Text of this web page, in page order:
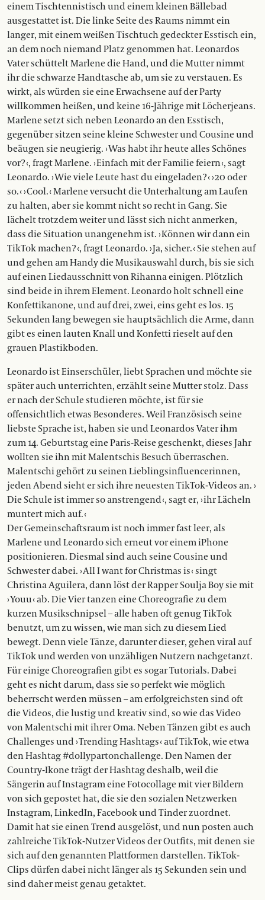
einem Tisch­tennistisch und einem kleinen Bällebad
ausgestattet ist. Die linke Seite des Raums nimmt ein
langer, mit einem weißen Tischtuch gedeckter Esstisch ein,
an dem noch niemand Platz genommen hat. Leonardos
Vater schüttelt Marlene die Hand, und die Mutter nimmt
ihr die schwarze Handtasche ab, um sie zu verstauen. Es
wirkt, als würden sie eine Erwachsene auf der Party
willkommen heißen, und keine 16-Jährige mit Löcherjeans.
Marlene setzt sich neben Leonardo an den Esstisch,
gegenüber sitzen seine kleine Schwester und Cousine und
beäugen sie neugierig. › Was habt ihr heute alles Schönes
vor? ‹, fragt Marlene. › Einfach mit der Familie feiern ‹, sagt
Leonardo. › Wie viele Leute hast du eingeladen? ‹ › 20 oder
so. ‹ › Cool. ‹ Marlene versucht die Unterhaltung am Laufen
zu halten, aber sie kommt nicht so recht in Gang. Sie
lächelt trotzdem weiter und lässt sich nicht anmerken,
dass die Situation un­angenehm ist. › Können wir dann ein
TikTok machen? ‹, fragt Leonardo. › Ja, sicher. ‹ Sie stehen auf
und gehen am Handy die Musikauswahl durch, bis sie sich
auf einen Liedausschnitt von Rihanna einigen. Plötzlich
sind beide in ihrem Element. Leonardo holt schnell eine
Konfettikanone, und auf drei, zwei, eins geht es los. 15
Sekunden lang bewegen sie hauptsächlich die Arme, dann
gibt es einen lauten Knall und Konfetti rieselt auf den
grauen Plastikboden.
Leonardo ist Einserschüler, liebt Sprachen und möchte sie
später auch unterrichten, erzählt seine Mutter stolz. Dass
er nach der Schule studieren möchte, ist für sie
offensichtlich etwas Besonderes. Weil Französisch seine
liebste Sprache ist, haben sie und Leonardos Vater ihm
zum 14. Geburtstag eine Paris-Reise geschenkt, dieses Jahr
wollten sie ihn mit Malentschis Besuch überraschen.
Malentschi gehört zu seinen Lieblingsinfluencerinnen,
jeden Abend sieht er sich ihre neuesten TikTok-Videos an. ›
Die Schule ist immer so anstrengend ‹, sagt er, › ihr Lächeln
muntert mich auf. ‹
Der Gemeinschaftsraum ist noch immer fast leer, als
Marlene und Leonardo sich erneut vor einem iPhone
positionieren. Diesmal sind auch seine Cousine und
Schwester dabei. › All I want for Christmas is ‹ singt
Christina Aguilera, dann löst der Rapper Soulja Boy sie mit
› Youu ‹ ab. Die Vier tanzen eine Choreografie zu dem
kurzen Musikschnipsel – alle haben oft genug TikTok
benutzt, um zu wissen, wie man sich zu diesem Lied
bewegt. Denn viele Tänze, darunter dieser, gehen viral auf
TikTok und werden von unzähligen Nutzern nachgetanzt.
Für einige Choreografien gibt es sogar Tutorials. Dabei
geht es nicht darum, dass sie so perfekt wie möglich
beherrscht werden müssen – am erfolgreichsten sind oft
die Videos, die lustig und kreativ sind, so wie das Video
von Malentschi mit ihrer Oma. Neben Tänzen gibt es auch
Challenges und › Trending Hashtags ‹ auf TikTok, wie etwa
den Hashtag #dollypartonchallenge. Den Namen der
Country-Ikone trägt der Hashtag deshalb, weil die
Sängerin auf Instagram eine Fotocollage mit vier Bildern
von sich gepostet hat, die sie den sozialen Netzwerken
Instagram, LinkedIn, Facebook und Tinder zuordnet.
Damit hat sie einen Trend ausgelöst, und nun posten auch
zahlreiche TikTok-Nutzer Videos der Outfits, mit denen sie
sich auf den genannten Plattformen darstellen. TikTok-
Clips dürfen dabei nicht länger als 15 Sekunden sein und
sind daher meist genau getaktet.